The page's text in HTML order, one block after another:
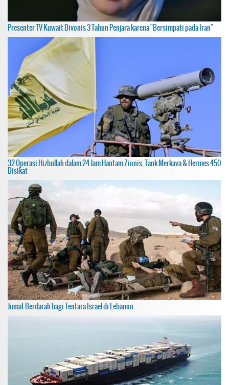
Presenter TV Kuwait Divonis 3 Tahun Penjara karena "Bersimpati pada Iran"
32 Operasi Hizbullah dalam 24 Jam Hantam Zionis, Tank Merkava & Hermes 450
Disikat
Jumat Berdarah bagi Tentara Israel di Lebanon